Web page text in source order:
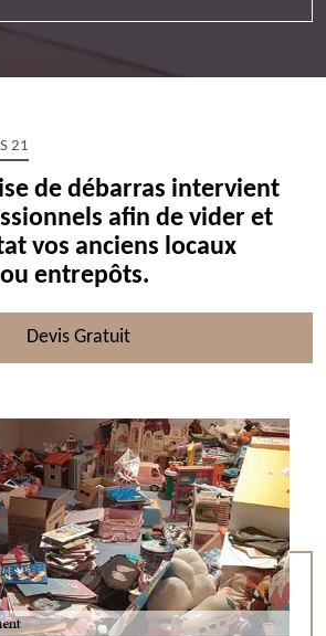
21
de débarras intervient
afin de vider et
vos anciens locaux
entrepôts.
Devis Gratuit